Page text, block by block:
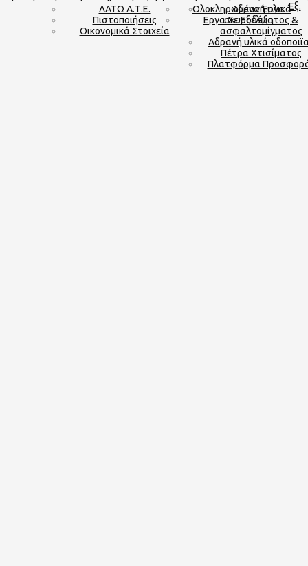
ΛΑΤΩ Α.Τ.Ε.
Πιστοποιήσεις
Οικονομικά Στοιχεία
Ολοκληρωμένα Έργα
Εργα Σε Εξέλιξη
Αδρανή υλικά
σκυροδέματος &
ασφαλτομίγματος
Αδρανή υλικά
Πέτρα Χτισίματος
Πλατφόρμα
Εξ.